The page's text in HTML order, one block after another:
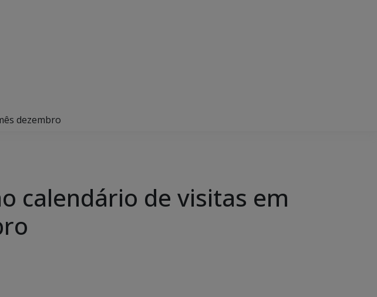
dezembro
calendário de visitas em